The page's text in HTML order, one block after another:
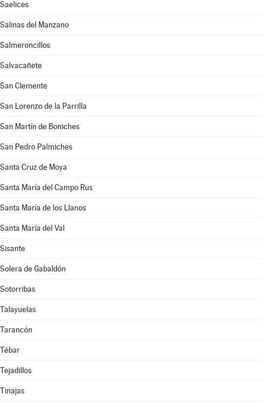
Saelices
Salinas del Manzano
Salmeroncillos
Salvacañete
San Clemente
San Lorenzo de la Parrilla
San Martín de Boniches
San Pedro Palmiches
Santa Cruz de Moya
Santa María del Campo Rus
Santa María de los Llanos
Santa María del Val
Sisante
Solera de Gabaldón
Sotorribas
Talayuelas
Tarancón
Tébar
Tejadillos
Tinajas